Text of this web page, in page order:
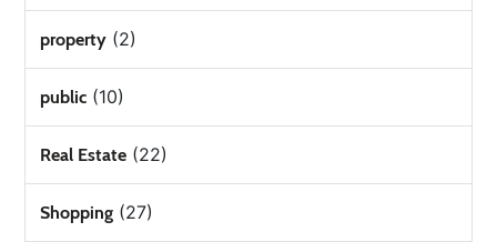
property (2)
public (10)
Real Estate (22)
Shopping (27)